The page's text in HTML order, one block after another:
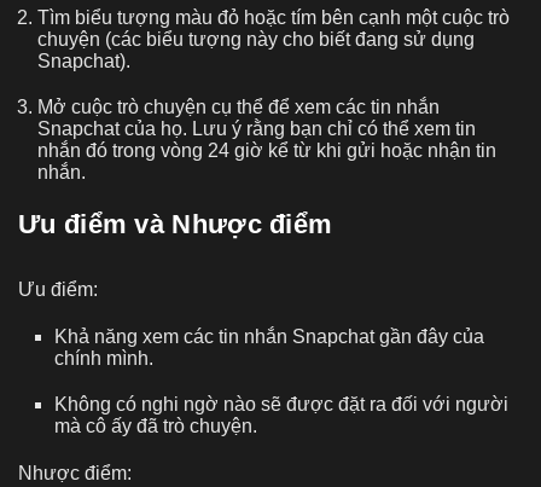
Tìm biểu tượng màu đỏ hoặc tím bên cạnh một cuộc trò
chuyện (các biểu tượng này cho biết đang sử dụng
Snapchat).
Mở cuộc trò chuyện cụ thể để xem các tin nhắn
Snapchat của họ. Lưu ý rằng bạn chỉ có thể xem tin
nhắn đó trong vòng 24 giờ kể từ khi gửi hoặc nhận tin
nhắn.
Ưu điểm và Nhược điểm
Ưu điểm:
Khả năng xem các tin nhắn Snapchat gần đây của
chính mình.
Không có nghi ngờ nào sẽ được đặt ra đối với người
mà cô ấy đã trò chuyện.
Nhược điểm: